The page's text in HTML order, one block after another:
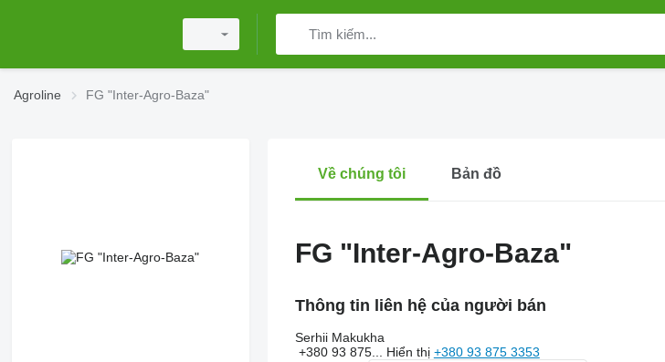
Agroline FG "Inter-Agro-Baza"
Về chúng tôi Bản đồ
FG "Inter-Agro-Baza"
Thông tin liên hệ của người bán
Serhii Makukha
+380 93 875... Hiển thị +380 93 875 3353